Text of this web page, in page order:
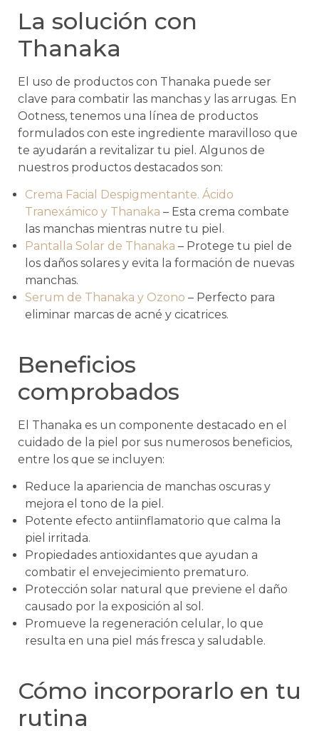
La solución con
Thanaka
El uso de productos con Thanaka puede ser
clave para combatir las manchas y las arrugas. En
Ootness, tenemos una línea de productos
formulados con este ingrediente maravilloso que
te ayudarán a revitalizar tu piel. Algunos de
nuestros productos destacados son:
Crema Facial Despigmentante. Ácido
Tranexámico y Thanaka – Esta crema combate
las manchas mientras nutre tu piel.
Pantalla Solar de Thanaka – Protege tu piel de
los daños solares y evita la formación de nuevas
manchas.
Serum de Thanaka y Ozono – Perfecto para
eliminar marcas de acné y cicatrices.
Beneficios
comprobados
El Thanaka es un componente destacado en el
cuidado de la piel por sus numerosos beneficios,
entre los que se incluyen:
Reduce la apariencia de manchas oscuras y
mejora el tono de la piel.
Potente efecto antiinflamatorio que calma la
piel irritada.
Propiedades antioxidantes que ayudan a
combatir el envejecimiento prematuro.
Protección solar natural que previene el daño
causado por la exposición al sol.
Promueve la regeneración celular, lo que
resulta en una piel más fresca y saludable.
Cómo incorporarlo en tu
rutina